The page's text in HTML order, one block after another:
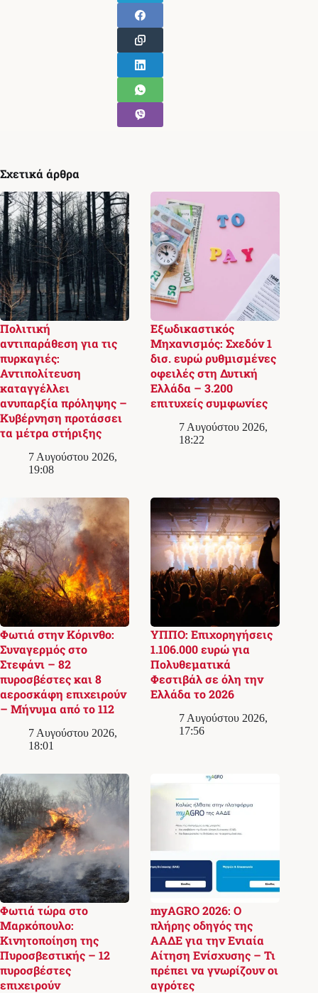
Σχετικά άρθρα
Πολιτική
αντιπαράθεση για τις
πυρκαγιές:
Αντιπολίτευση
καταγγέλλει
ανυπαρξία πρόληψης –
Κυβέρνηση προτάσσει
τα μέτρα στήριξης
7 Αυγούστου 2026,
19:08
Εξωδικαστικός
Μηχανισμός: Σχεδόν 1
δισ. ευρώ ρυθμισμένες
οφειλές στη Δυτική
Ελλάδα – 3.200
επιτυχείς συμφωνίες
7 Αυγούστου 2026,
18:22
Φωτιά στην Κόρινθο:
Συναγερμός στο
Στεφάνι – 82
πυροσβέστες και 8
αεροσκάφη επιχειρούν
– Μήνυμα από το 112
7 Αυγούστου 2026,
18:01
ΥΠΠΟ: Επιχορηγήσεις
1.106.000 ευρώ για
Πολυθεματικά
Φεστιβάλ σε όλη την
Ελλάδα το 2026
7 Αυγούστου 2026,
17:56
Φωτιά τώρα στο
Μαρκόπουλο:
Κινητοποίηση της
Πυροσβεστικής – 12
πυροσβέστες
επιχειρούν
myAGRO 2026: Ο
πλήρης οδηγός της
ΑΑΔΕ για την Ενιαία
Αίτηση Ενίσχυσης – Τι
πρέπει να γνωρίζουν οι
αγρότες